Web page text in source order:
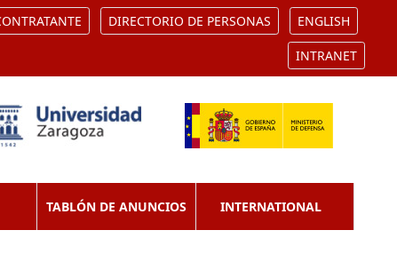
DIRECTORIO DE PERSONAS ENGLISH
INTRANET
TABLÓN DE ANUNCIOS INTERNATIONAL